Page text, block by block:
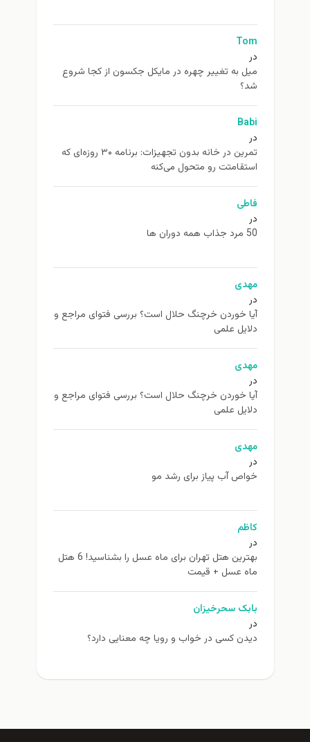
Tom
در
ميل به تغيير چهره در مایکل جکسون از كجا شروع
شد؟
Babi
در
تمرین در خانه بدون تجهیزات: برنامه ۳۰ روزه‌ای که
استقامتت رو متحول می‌کنه
فاطی
در
50 مرد جذاب همه دوران ها
مهدی
در
آیا خوردن خرچنگ حلال است؟ بررسی فتوای مراجع و
دلایل علمی
مهدی
در
آیا خوردن خرچنگ حلال است؟ بررسی فتوای مراجع و
دلایل علمی
مهدی
در
خواص آب پیاز برای رشد مو
کاظم
در
بهترین هتل تهران برای ماه عسل را بشناسید! 6 هتل
ماه عسل + قیمت
بابک سحرخیزان
در
دیدن کسی در خواب و رویا چه معنایی دارد؟